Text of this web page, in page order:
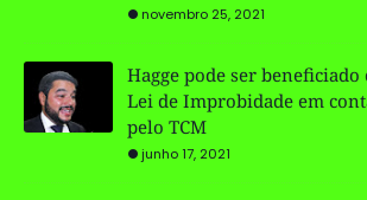
novembro 25, 2021
Hagge pode ser
Lei de Improbidade em
pelo TCM
junho 17, 2021